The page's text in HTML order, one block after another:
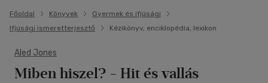
Főoldal Könyvek
Gyermek és ifjúsági
Ifjúsági ismeretterjesztő
Kézikönyv, enciklopédia, lexikon
Aled Jones
Miben hiszel? - Hit és vallás